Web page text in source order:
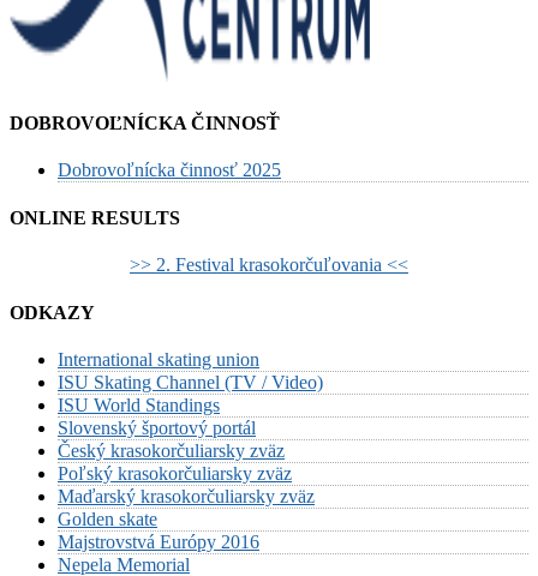
DOBROVOĽNÍCKA ČINNOSŤ
Dobrovoľnícka činnosť 2025
ONLINE RESULTS
>> 2. Festival krasokorčuľovania <<
ODKAZY
International skating union
ISU Skating Channel (TV / Video)
ISU World Standings
Slovenský športový portál
Český krasokorčuliarsky zväz
Poľský krasokorčuliarsky zväz
Maďarský krasokorčuliarsky zväz
Golden skate
Majstrovstvá Európy 2016
Nepela Memorial